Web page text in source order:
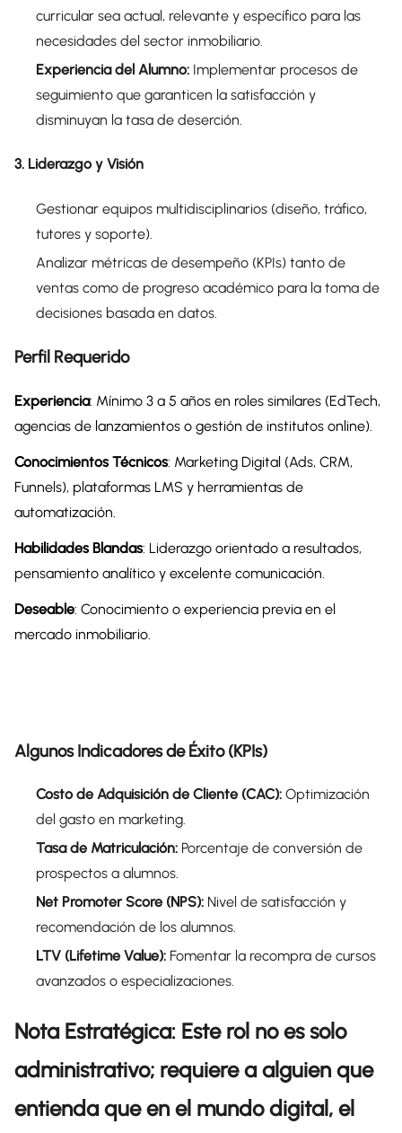
curricular sea actual, relevante y específico para las
necesidades del sector inmobiliario.
Experiencia del Alumno: Implementar procesos de
seguimiento que garanticen la satisfacción y
disminuyan la tasa de deserción.
3. Liderazgo y Visión
Gestionar equipos multidisciplinarios (diseño, tráfico,
tutores y soporte).
Analizar métricas de desempeño (KPIs) tanto de
ventas como de progreso académico para la toma de
decisiones basada en datos.
Perfil Requerido
Experiencia: Mínimo 3 a 5 años en roles similares (EdTech,
agencias de lanzamientos o gestión de institutos online).
Conocimientos Técnicos: Marketing Digital (Ads, CRM,
Funnels), plataformas LMS y herramientas de
automatización.
Habilidades Blandas: Liderazgo orientado a resultados,
pensamiento analítico y excelente comunicación.
Deseable: Conocimiento o experiencia previa en el
mercado inmobiliario.
Algunos Indicadores de Éxito (KPIs)
Costo de Adquisición de Cliente (CAC): Optimización
del gasto en marketing.
Tasa de Matriculación: Porcentaje de conversión de
prospectos a alumnos.
Net Promoter Score (NPS): Nivel de satisfacción y
recomendación de los alumnos.
LTV (Lifetime Value): Fomentar la recompra de cursos
avanzados o especializaciones.
Nota Estratégica: Este rol no es solo
administrativo; requiere a alguien que
entienda que en el mundo digital, el